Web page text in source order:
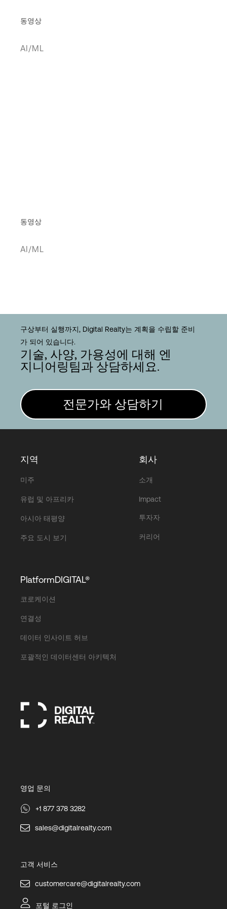
동영상
AI/ML
동영상
AI/ML
구상부터 실행까지, Digital Realty는 계획을 수립할 준비
가 되어 있습니다.
기술, 사양, 가용성에 대해 엔
지니어링팀과 상담하세요.
전문가와 상담하기
지역
미주
유럽 및 아프리카
아시아 태평양
주요 도시 보기
회사
소개
Impact
투자자
커리어
PlatformDIGITAL®
코로케이션
연결성
데이터 인사이트 허브
포괄적인 데이터센터 아키텍처
영업 문의
+1 877 378 3282
sales@digitalrealty.com
고객 서비스
customercare@digitalrealty.com
포털 로그인